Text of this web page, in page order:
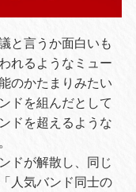
と言うか面白いも
れるようなミュー
のかたまりみたい
ドを組んだとして
ドを超えるような
ドが解散し、同じ
人気バンド同士の